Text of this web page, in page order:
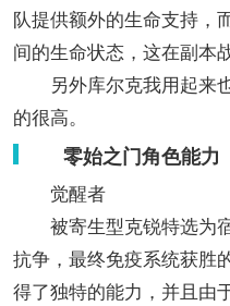
队提供额外的生命支持，
间的生命状态，这在副本
另外库尔克我用起来
的很高。
零始之门角色能力
觉醒者
被寄生型克锐特选为
抗争，最终免疫系统获胜
得了独特的能力，并且由